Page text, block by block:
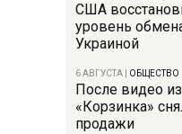
США
уровень
Украиной
6 АВГУСТА ОБЩЕСТВО
После видео
«Корзинка»
продажи